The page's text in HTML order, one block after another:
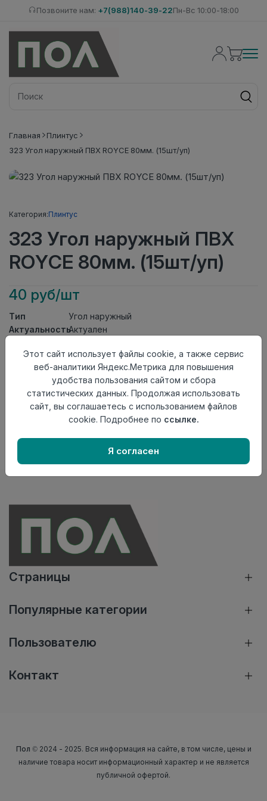
Позвоните нам: +7(988)140-39-22Пн-Вс 10:00-18:00
Главная
Плинтус
323 Угол наружный ПВХ ROYCE 80мм. (15шт/уп)
Категория:Плинтус
323 Угол наружный ПВХ
ROYCE 80мм. (15шт/уп)
40 руб/шт
Тип
Угол наружный
АктуальностьАктуален
Осталось20 шт
Добавить в корзину
Внимание! Внешний вид товара может отличаться от
представленного на настоящем сайте. Проверяйте
в момент приобретения товара.
Страницы
Популярные категории
Пользователю
Контакт
Пол © 2024 - 2025. Вся информация на сайте, в том числе, цены и
наличие товара носит информационный характер и не является
публичной офертой.
Этот сайт использует файлы cookie, а также сервис
веб-аналитики Яндекс.Метрика для повышения
удобства пользования сайтом и сбора
статистических данных. Продолжая использовать
сайт, вы соглашаетесь с использованием файлов
cookie. Подробнее по ссылке.
Я согласен